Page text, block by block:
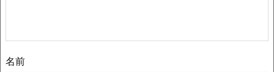
名前